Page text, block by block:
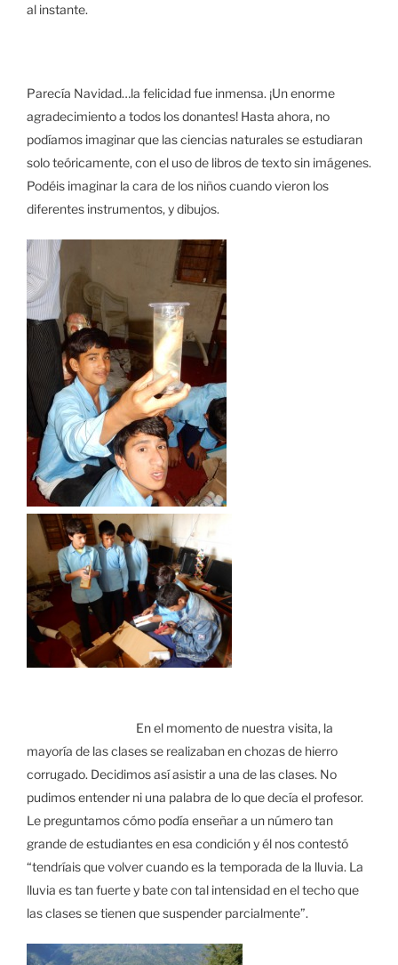
al instante.
Parecía Navidad…la felicidad fue inmensa. ¡Un enorme
agradecimiento a todos los donantes! Hasta ahora, no
podíamos imaginar que las ciencias naturales se estudiaran
solo teóricamente, con el uso de libros de texto sin imágenes.
Podéis imaginar la cara de los niños cuando vieron los
diferentes instrumentos, y dibujos.
En el momento de nuestra visita, la
mayoría de las clases se realizaban en chozas de hierro
corrugado. Decidimos así asistir a una de las clases. No
pudimos entender ni una palabra de lo que decía el profesor.
Le preguntamos cómo podía enseñar a un número tan
grande de estudiantes en esa condición y él nos contestó
“tendríais que volver cuando es la temporada de la lluvia. La
lluvia es tan fuerte y bate con tal intensidad en el techo que
las clases se tienen que suspender parcialmente”.